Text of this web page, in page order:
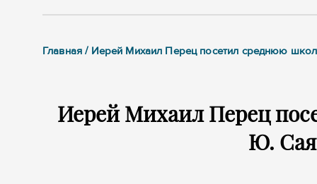
Главная / Иерей Михаил Перец посетил среднюю
Иерей Михаил Перец
Ю.